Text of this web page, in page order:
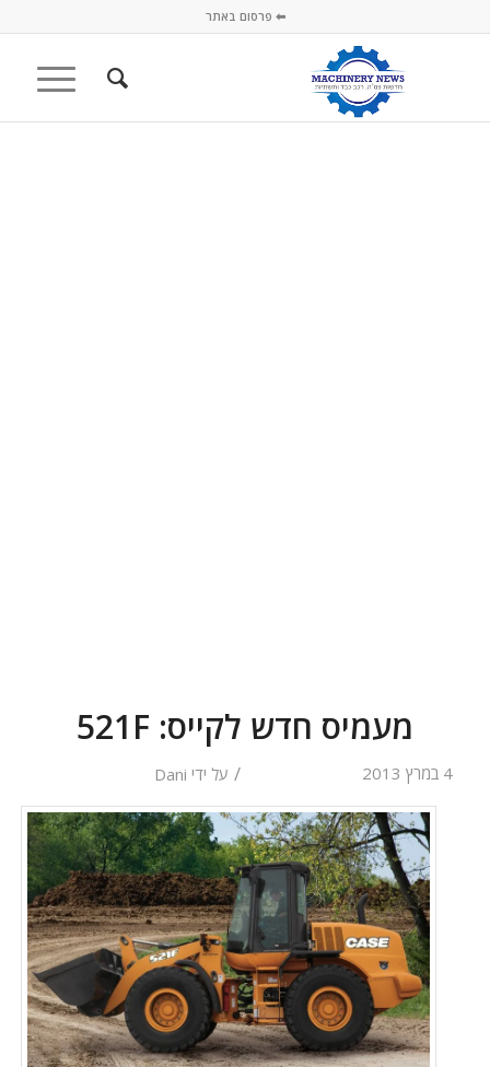
⬅ פרסום באתר
מעמיס חדש לקייס: 521F
4 במרץ 2013 / על ידי Dani